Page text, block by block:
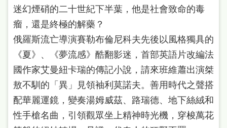
迷幻煙硝的二十世紀下半葉，他是社會致命的毒
瘤，還是終極的解藥？
俄羅斯流亡導演賽勒布倫尼科夫先後以風格獨具的
《夏》、《夢流感》酷翻影迷，首部英語片改編法
國作家艾曼紐卡瑞的傳記小說，請來班維蕭出演桀
敖不馴的「異」見領袖利莫諾夫。善用時代之聲搭
配華麗運鏡，變奏湯姆威茲、路瑞德、地下絲絨和
性手槍名曲，引領觀眾坐上精神時光機，穿梭萬花